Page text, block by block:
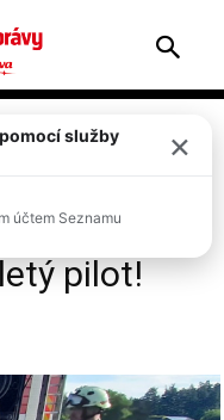
na
Pád
pilot!
služby
×
účtem Seznamu